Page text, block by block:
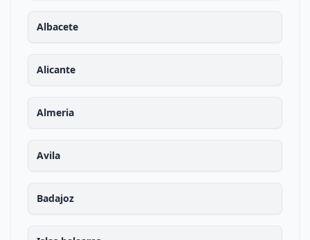
Albacete
Alicante
Almeria
Avila
Badajoz